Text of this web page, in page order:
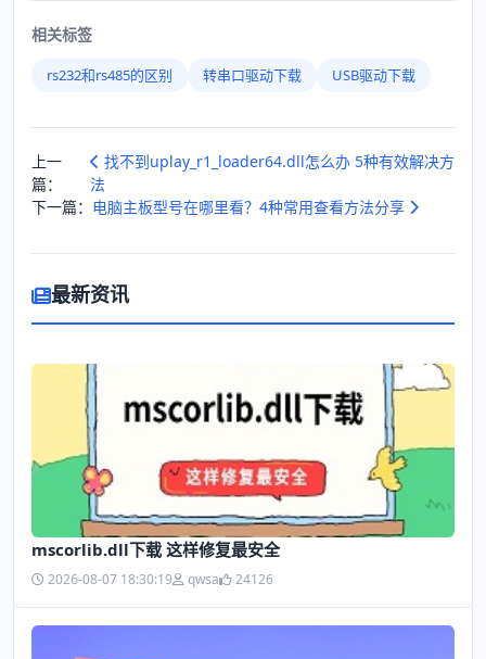
相关标签
rs232和rs485的区别 转串口驱动下载 USB驱动下载
上一
篇：
找不到uplay_r1_loader64.dll怎么办 5种有效解决方
法
下一篇： 电脑主板型号在哪里看？4种常用查看方法分享
最新资讯
mscorlib.dll下载 这样修复最安全
2026-08-07 18:30:19 qwsa 24126